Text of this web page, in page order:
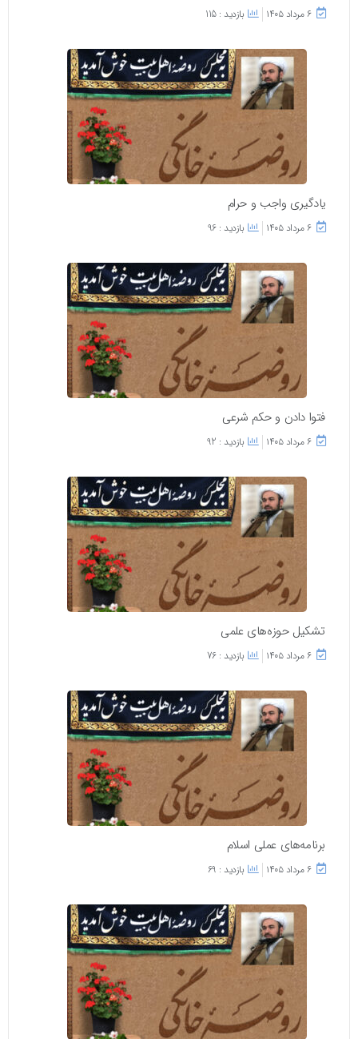
۶ مرداد ۱۴۰۵ بازدید : 115
یادگیری واجب و حرام
۶ مرداد ۱۴۰۵ بازدید : 96
فتوا دادن و حکم شرعی
۶ مرداد ۱۴۰۵ بازدید : 92
تشکیل حوزه‌های علمی
۶ مرداد ۱۴۰۵ بازدید : 76
برنامه‌های عملی اسلام
۶ مرداد ۱۴۰۵ بازدید : 69